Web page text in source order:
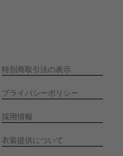
特別商取引法の表示
プライバシーポリシー
採用情報
衣装提供について